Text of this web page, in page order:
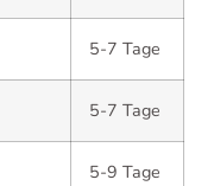
5-7 Tage
5-7 Tage
5-9 Tage